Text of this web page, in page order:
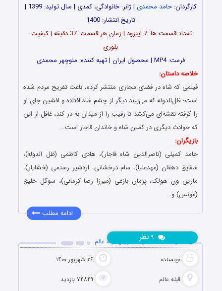
کارگردان:حامد محمدی
| ژانر: خانوادگی، کمدی | سال تولید: 1399 |
تاریخ انتشار: 1400
تعداد قسمت ها: 7 اپیزود | زمان هر قسمت: 37 دقیقه | کیفیت:
بلوری
فرمت: MP4 | محصول ایران | تهیه کننده: منوچهر محمدی
خلاصه داستان:
فیلمی که شاه در فضای مجازی منتشر کرده، باعث تفریح مردم شده
است؛ ظل‌الدوله که می‌بیند دیگر از چشم شاه افتاده و افشین جای او
را گرفته نقشه‌ای می‌کشد تا رقیب را از میدان به در کند، غافل از این
که حوادث دیگری در کمین شاه و خاندان قاجار است…
بازیگران:
حامد کمیلی (ناصرالدین شاه قاجار)، هادی کاظمی (ظل الدوله)،
شقایق دهقان (مهدعلیا)، سام درخشانی، اردشیر رستمی (خشایار)،
مارین ون هولک، پژمان بازغی (میرزا رضا کرمانی)، سوگل خلیق
(مونس) و…
ادامه مطلب
دانلود قسمت 5 و 6 سریال قبله عالم
نویسنده ۲۶ شهریور ۱۴۰۰
قبله عالم ۷۴۸۴۹ بازدید
نظر